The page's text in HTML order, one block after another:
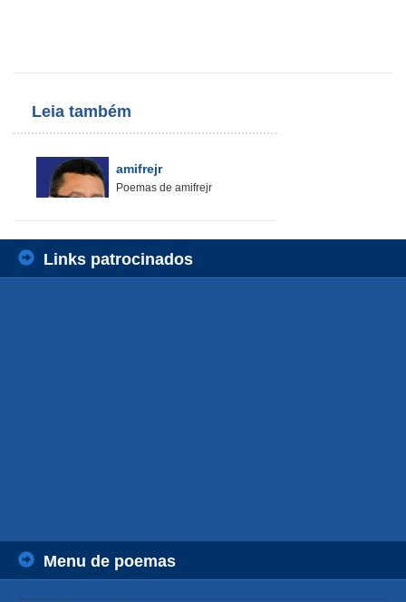
Leia também
amifrejr
Poemas de amifrejr
Links patrocinados
Menu de poemas